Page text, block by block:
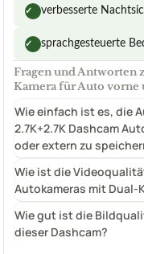
✓ verbesserte
✓ sprachgesteuerte
Fragen und Antworten
Kamera für Auto vorne
Wie einfach ist es, die
2.7K+2.7K Dashcam
oder extern zu
Wie ist die
Autokameras mit Dual-
Wie gut ist die
dieser Dashcam?